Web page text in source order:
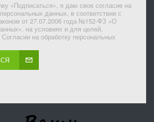
«Подписаться», я даю свое согласие на
данных, в соответствии с
от 27.07.2006 года №152-ФЗ «О
на условиях и для целей,
на обработку персональных